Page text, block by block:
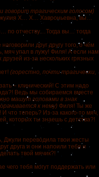
говорит трагическим голосом)
Х… Х… Хавроньевна, вы…
по отчеству…Тогда вы… тогда
друг другу того, о чём
мяч упал в лужу! Филя! А если нам
из-за нескольких грязных
(горестно, почти трагически,
– клинический! С этим надо
Ведь мы собираемся вместе
машут головами в знак
к нему) Филя! Ты же
что теперь? Из-за какого-то мяч,
которых ты знаешь с детства?!
Джули переводила твои жесты
друга и они напоили тебя и
твой мячик?!
чего тебя могут поддержать или